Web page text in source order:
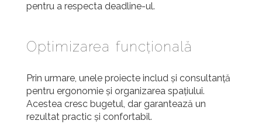
pentru a respecta deadline-ul.
Optimizarea funcțională
Prin urmare, unele proiecte includ și consultanță
pentru ergonomie și organizarea spațiului.
Acestea cresc bugetul, dar garantează un
rezultat practic și confortabil.